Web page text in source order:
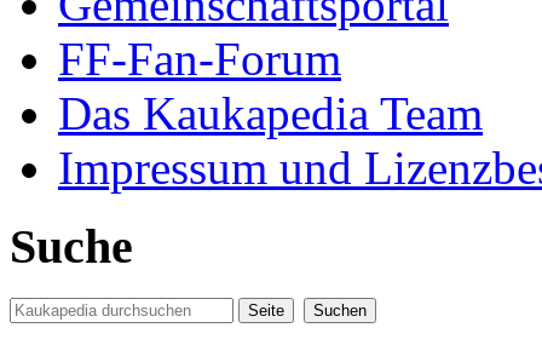
FF-Fan-Forum
Das Kaukapedia Team
Impressum und
Suche